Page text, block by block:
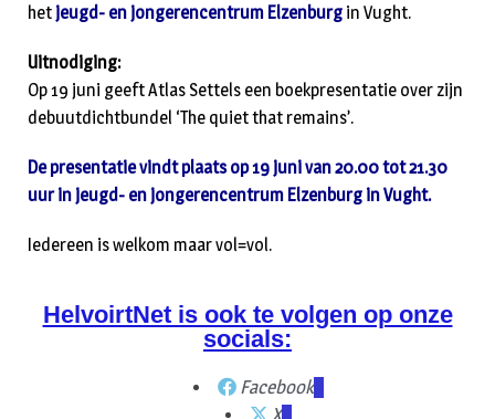
het jeugd- en jongerencentrum Elzenburg in Vught.
Uitnodiging:
Op 19 juni geeft Atlas Settels een boekpresentatie over zijn
debuutdichtbundel ‘The quiet that remains’.
De presentatie vindt plaats op 19 juni van 20.00 tot 21.30
uur in jeugd- en jongerencentrum Elzenburg in Vught.
Iedereen is welkom maar vol=vol.
HelvoirtNet is ook te volgen op onze
socials:
Facebook
X